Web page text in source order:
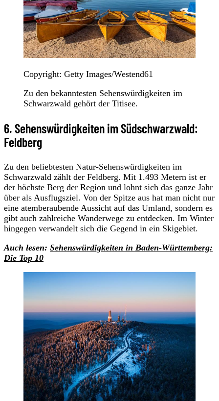
Copyright: Getty Images/Westend61
Zu den bekanntesten Sehenswürdigkeiten im
Schwarzwald gehört der Titisee.
6. Sehenswürdigkeiten im Südschwarzwald:
Feldberg
Zu den beliebtesten Natur-Sehenswürdigkeiten im
Schwarzwald zählt der Feldberg. Mit 1.493 Metern ist er
der höchste Berg der Region und lohnt sich das ganze Jahr
über als Ausflugsziel. Von der Spitze aus hat man nicht nur
eine atemberaubende Aussicht auf das Umland, sondern es
gibt auch zahlreiche Wanderwege zu entdecken. Im Winter
hingegen verwandelt sich die Gegend in ein Skigebiet.
Auch lesen: Sehenswürdigkeiten in Baden-Württemberg:
Die Top 10